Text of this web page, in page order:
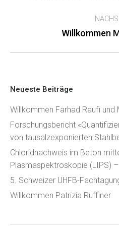
Willkommen
Neueste Beiträge
Willkommen Farhad Raufi und
Forschungsbericht
von tausalzexponierten
Chloridnachweis im Beton
Plasmaspektroskopie (LIPS)
5. Schweizer UHFB-
Willkommen Patrizia Ruffiner